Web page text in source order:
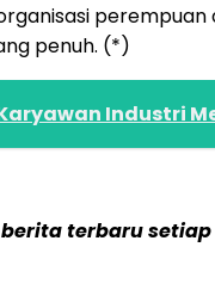
penuh. (*)
Industri
terbaru